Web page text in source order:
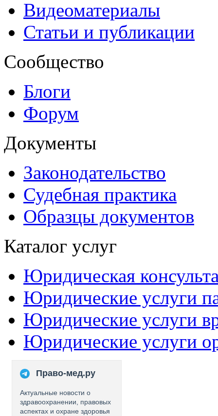
Видеоматериалы
Статьи и публикации
Сообщество
Блоги
Форум
Документы
Законодательство
Судебная практика
Образцы документов
Каталог услуг
Юридическая
Юридические услуги
Юридические услуги
Юридические услуги
Право-мед.ру
Актуальные новости о
здравоохранении, правовых
аспектах и охране здоровья